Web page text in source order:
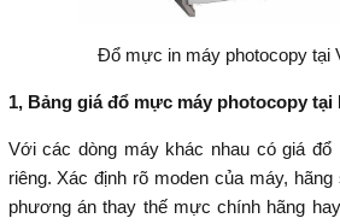
Đổ mực in máy photocopy tại
1, Bảng giá đổ mực máy photocopy tại
Với các dòng máy khác nhau có giá
riêng. Xác định rõ moden của máy,
phương án thay thế mực chính hãng